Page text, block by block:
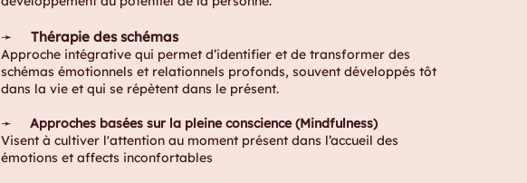
➛ Thérapie des schémas
Approche intégrative qui permet d’identifier et de transformer des
schémas émotionnels et relationnels profonds, souvent développés tôt
dans la vie et qui se répètent dans le présent.
➛
Approches basées sur la pleine conscience (Mindfulness)
Visent à cultiver l'attention au moment présent dans l’accueil des
émotions et affects inconfortables